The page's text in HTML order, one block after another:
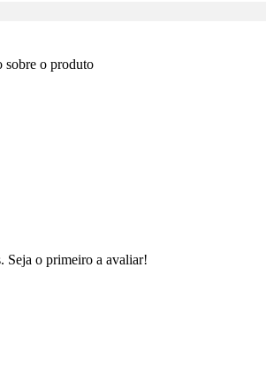
sobre o produto
Seja o primeiro a avaliar!